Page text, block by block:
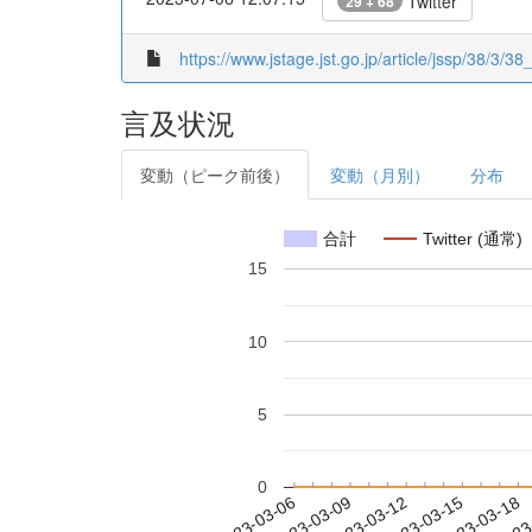
https://www.jstage.jst.go.jp/article/jssp/38/3/
言及状況
変動（ピーク前後） 変動（月別） 分布
合計 Twitter (通常)
0
5
10
15